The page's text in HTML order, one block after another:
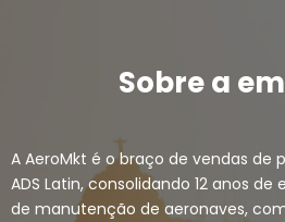
Sobre a
A AeroMkt é o braço de vendas de
ADS Latin, consolidando 12 anos
de manutenção de aeronaves,